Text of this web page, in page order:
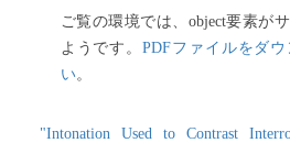
ご覧の環境では、object要素が
ようです。PDFファイルをダ
い。
"Intonation Used to Contrast